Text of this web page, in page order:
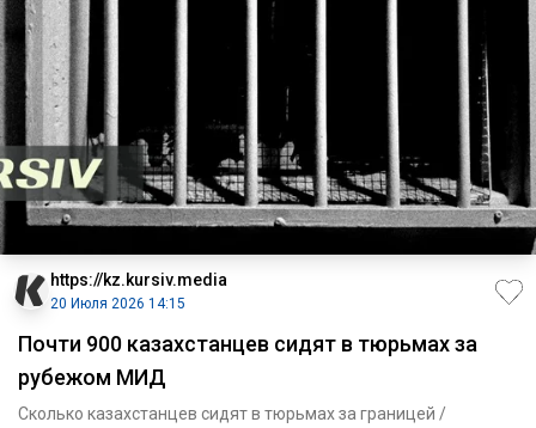
https://kz.kursiv.media
20 Июля 2026 14:15
Почти 900 казахстанцев сидят в тюрьмах за
рубежом МИД
Сколько казахстанцев сидят в тюрьмах за границей /